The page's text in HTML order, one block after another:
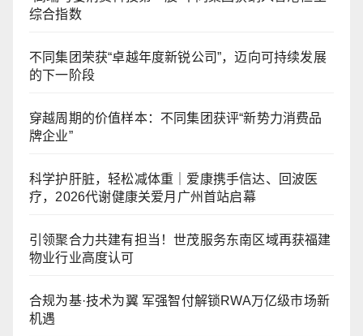
综合指数
不同集团荣获“卓越年度新锐公司”，迈向可持续发展
的下一阶段
穿越周期的价值样本：不同集团获评“新势力消费品
牌企业”
科学护肝脏，轻松减体重｜爱康携手信达、回波医
疗，2026代谢健康关爱月广州首站启幕
引领聚合力共建有担当！世茂服务东南区域再获福建
物业行业高度认可
合规为基·技术为翼 军强智付解锁RWA万亿级市场新
机遇